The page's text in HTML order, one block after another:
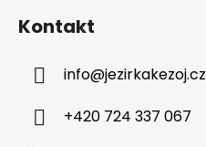
Kontakt
info@jezirkakezoj.cz
+420 724 337 067